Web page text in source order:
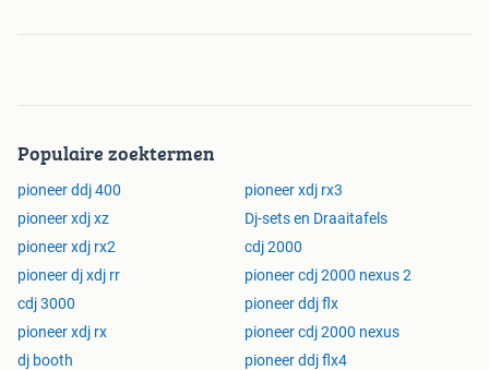
Populaire zoektermen
pioneer ddj 400
pioneer xdj rx3
pioneer xdj xz
Dj-sets en Draaitafels
pioneer xdj rx2
cdj 2000
pioneer dj xdj rr
pioneer cdj 2000 nexus 2
cdj 3000
pioneer ddj flx
pioneer xdj rx
pioneer cdj 2000 nexus
dj booth
pioneer ddj flx4